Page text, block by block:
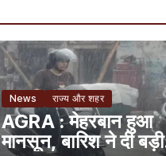
News राज्य और शहर
AGRA : मेहरबान हुआ
मानसून, बारिश ने दी बड़ी